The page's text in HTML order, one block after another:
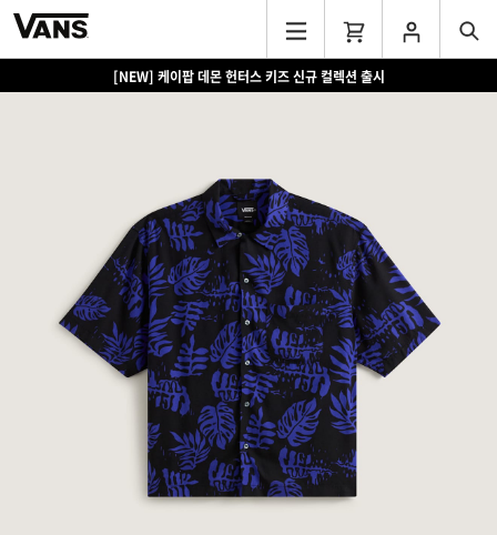
[NEW] 케이팝 데몬 헌터스 키즈 신규 컬렉션 출시